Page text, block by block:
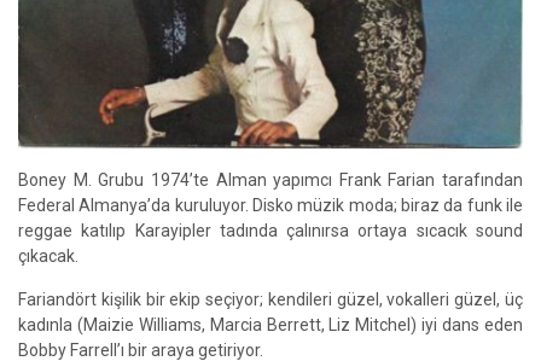
Boney M. Grubu 1974’te Alman yapımcı Frank Farian tarafından
Federal Almanya’da kuruluyor. Disko müzik moda; biraz da funk ile
reggae katılıp Karayipler tadında çalınırsa ortaya sıcacık sound
çıkacak.
Fariandört kişilik bir ekip seçiyor; kendileri güzel, vokalleri güzel, üç
kadınla (Maizie Williams, Marcia Berrett, Liz Mitchel) iyi dans eden
Bobby Farrell’ı bir araya getiriyor.